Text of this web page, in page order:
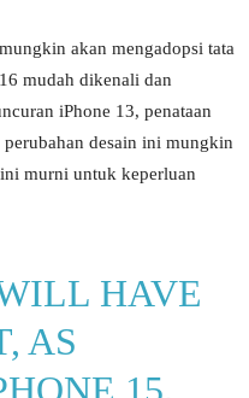
akan mengadopsi tata
mudah dikenali dan
iPhone 13, penataan
desain ini mungkin
murni untuk keperluan
HAVE
AS